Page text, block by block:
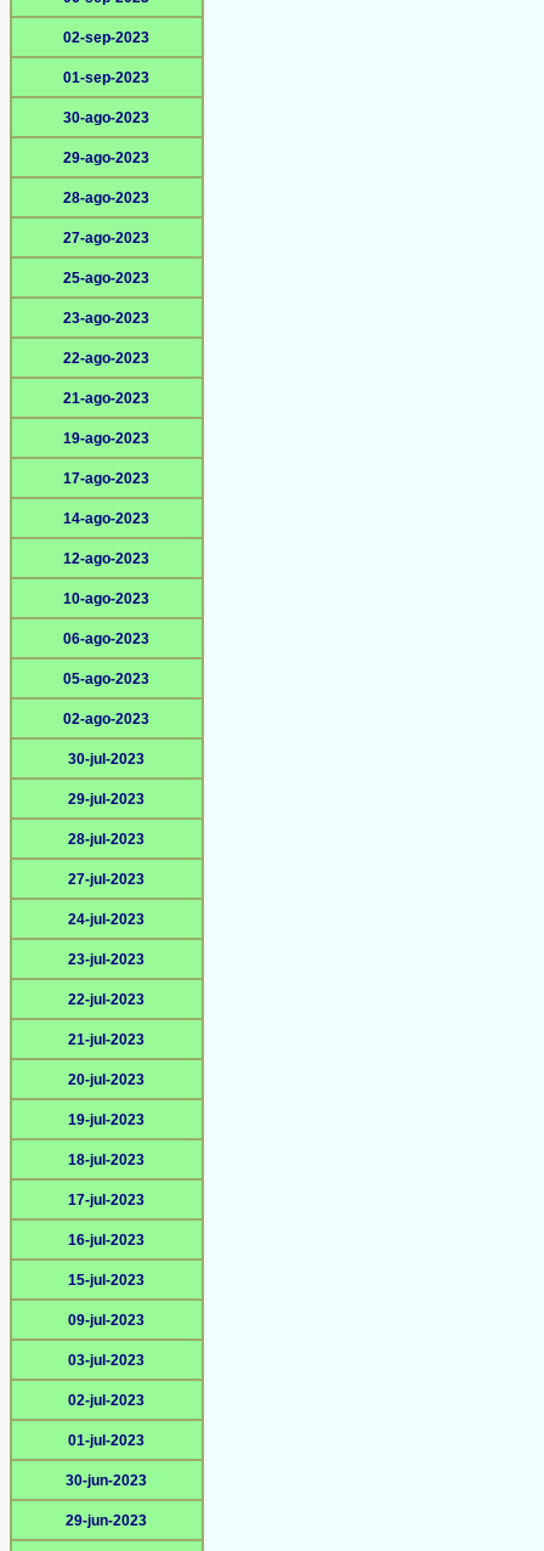
02-sep-2023
01-sep-2023
30-ago-2023
29-ago-2023
28-ago-2023
27-ago-2023
25-ago-2023
23-ago-2023
22-ago-2023
21-ago-2023
19-ago-2023
17-ago-2023
14-ago-2023
12-ago-2023
10-ago-2023
06-ago-2023
05-ago-2023
02-ago-2023
30-jul-2023
29-jul-2023
28-jul-2023
27-jul-2023
24-jul-2023
23-jul-2023
22-jul-2023
21-jul-2023
20-jul-2023
19-jul-2023
18-jul-2023
17-jul-2023
16-jul-2023
15-jul-2023
09-jul-2023
03-jul-2023
02-jul-2023
01-jul-2023
30-jun-2023
29-jun-2023